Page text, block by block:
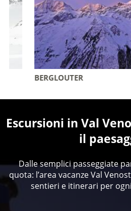
BERGLOUTER
Escursioni in Val
il
Dalle semplici passeggiate
quota: l’area vacanze Val
sentieri e itinerari per